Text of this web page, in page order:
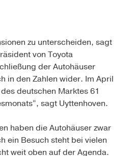
zu unterscheiden, sagt
von Toyota
der Autohäuser
in den Zahlen wider. Im April
deutschen Marktes 61
sagt Uyttenhoven.
haben die Autohäuser zwar
ein Besuch steht bei vielen
weit oben auf der Agenda.